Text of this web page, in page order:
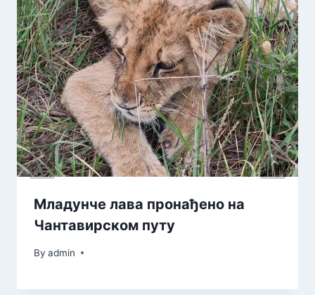
Младунче лава пронађено на
Чантавирском путу
By admin